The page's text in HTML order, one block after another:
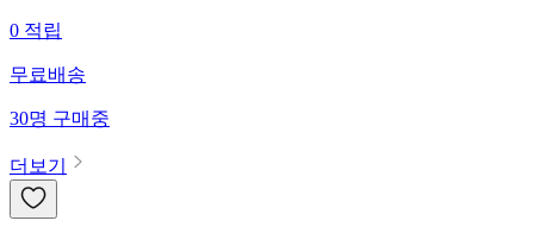
0 적립
무료배송
30명 구매중
더보기